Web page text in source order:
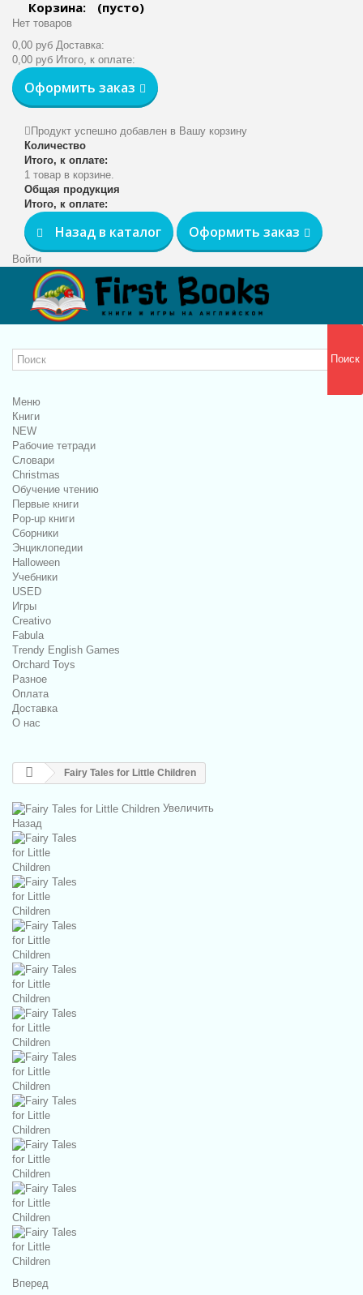
Корзина: (пусто)
Нет товаров
0,00 руб Доставка:
0,00 руб Итого, к оплате:
Оформить заказ
Продукт успешно добавлен в Вашу корзину
Количество
Итого, к оплате:
1 товар в корзине.
Общая продукция
Итого, к оплате:
Назад в каталог Оформить заказ
Войти
Поиск
Меню
Книги
NEW
Рабочие тетради
Словари
Christmas
Обучение чтению
Первые книги
Pop-up книги
Сборники
Энциклопедии
Halloween
Учебники
USED
Игры
Creativo
Fabula
Trendy English Games
Orchard Toys
Разное
Оплата
Доставка
О нас
Fairy Tales for Little Children
Увеличить
Назад
Вперед